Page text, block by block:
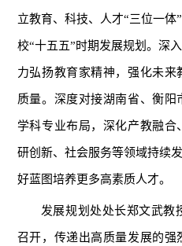
立教育、科技、人才“三位一
校“十五五”时期发展规划。深
力弘扬教育家精神，强化未
质量。深度对接湖南省、衡
学科专业布局，深化产教融
研创新、社会服务等领域持续
好蓝图培养更多高素质人才。
发展规划处处长郑文武教
召开，传递出高质量发展的强